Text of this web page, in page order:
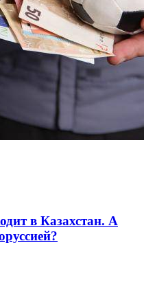
в Казахстан. А